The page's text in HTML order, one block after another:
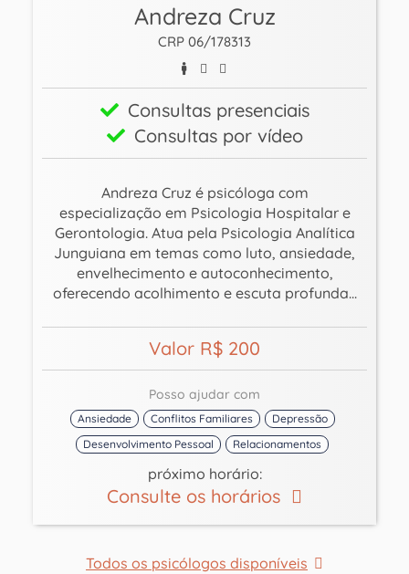
Andreza Cruz
CRP 06/178313
Consultas presenciais
Consultas por vídeo
Andreza Cruz é psicóloga com
especialização em Psicologia Hospitalar e
Gerontologia. Atua pela Psicologia Analítica
Junguiana em temas como luto, ansiedade,
envelhecimento e autoconhecimento,
oferecendo acolhimento e escuta profunda...
Valor R$ 200
Posso ajudar com
Ansiedade Conflitos Familiares
Depressão
Desenvolvimento Pessoal
Relacionamentos
próximo horário:
Consulte os horários
Todos os psicólogos disponíveis